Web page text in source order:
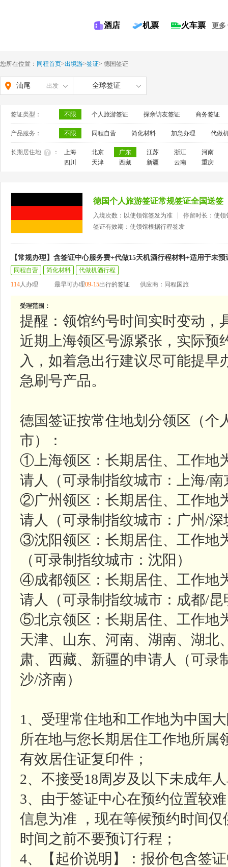
酒店 机票 火车票 更多
您所在位置： 同程首页>出境游>签证> 德国签证
汕尾 出发 全球签证
签证类型： 不限 个人旅游签证 探亲访友签证 商务签证
产品服务： 不限 同程自营 简化材料 加急办理 代做
长期居住地 ： 上海 北京 广东 江苏 浙江
河南
四川
天津 西藏 新疆 云南 重庆
德国个人旅游签证常规签证全国送签
入境次数：以使领馆签发为准
停留时长：使领
签证有效期：使领馆根据行程签发
【常规办理】含签证中心服务费+代做15天机酒行程材料+适用于未
同程自营 简化材料
代做机酒行程
114人办理 最早可办理09-15出行的签证 供应商：同程国旅
受理范围：
提醒：领馆约号时间实时变动，
近期上海领区号源紧张，实际预
入，如着急出行建议尽可能提
急刷号产品。
德国签证按常住地划分领区（个
市）：
①上海领区：长期居住、工作地
请人（可录制指纹城市：上海/南
②广州领区：长期居住、工作地
请人（可录制指纹城市：广州/深
③沈阳领区：长期居住、工作地
（可录制指纹城市：沈阳）
④成都领区：长期居住、工作地
请人（可录制指纹城市：成都/昆
⑤北京领区：长期居住、工作地
天津、山东、河南、湖南、湖北
肃、西藏、新疆的申请人（可录
沙/济南）
1、受理常住地和工作地为中国
所在地与您长期居住工作地所属
有效居住证复印件；
2、不接受18周岁及以下未成年
3、由于签证中心在预约位置较
信息为准 ，现在等候预约时间
时间之前不要预订行程；
4、【起价说明】：报价包含签